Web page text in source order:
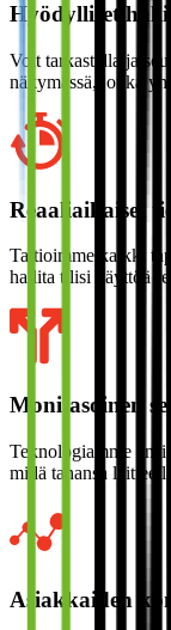
Hyödylliset
Voit tarkastella ja
näkymässä, jonka
Reaaliaikaiset
Taltioimme kaikki
hallita tilisi käyttöä
Monitasoinen
Teknologiamme
millä tahansa laitteella.
Asiakkaiden